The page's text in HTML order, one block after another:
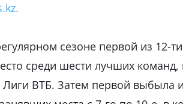
сезоне первой из 12-
среди шести лучших
ВТБ. Затем первой выбыла